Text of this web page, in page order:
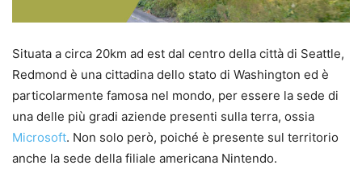
Situata a circa 20km ad est dal centro della città di Seattle,
Redmond è una cittadina dello stato di Washington ed è
particolarmente famosa nel mondo, per essere la sede di
una delle più gradi aziende presenti sulla terra, ossia
Microsoft. Non solo però, poiché è presente sul territorio
anche la sede della filiale americana Nintendo.